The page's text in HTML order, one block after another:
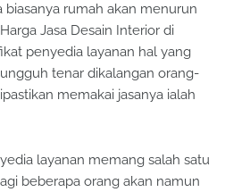
biasanya rumah akan menurun
Jasa Desain Interior di
penyedia layanan hal yang
tenar dikalangan orang-
memakai jasanya ialah
layanan memang salah satu
beberapa orang akan namun